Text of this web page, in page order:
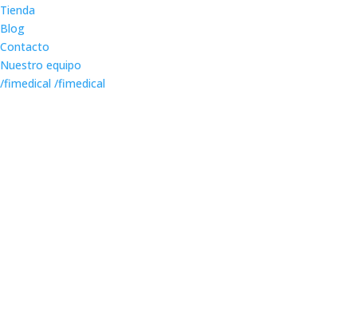
Tienda
Blog
Contacto
Nuestro equipo
/fimedical /fimedical